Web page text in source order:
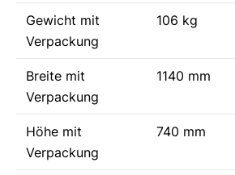
Gewicht mit
Verpackung
106 kg
Breite mit
Verpackung
1140 mm
Höhe mit
Verpackung
740 mm